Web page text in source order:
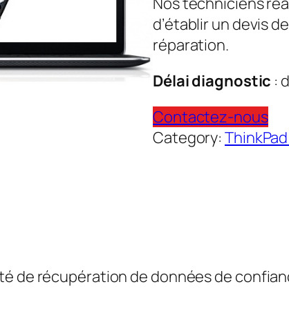
d’établir un devis
réparation.
Délai diagnostic :
Contactez-nous
Category:
de récupération de données de